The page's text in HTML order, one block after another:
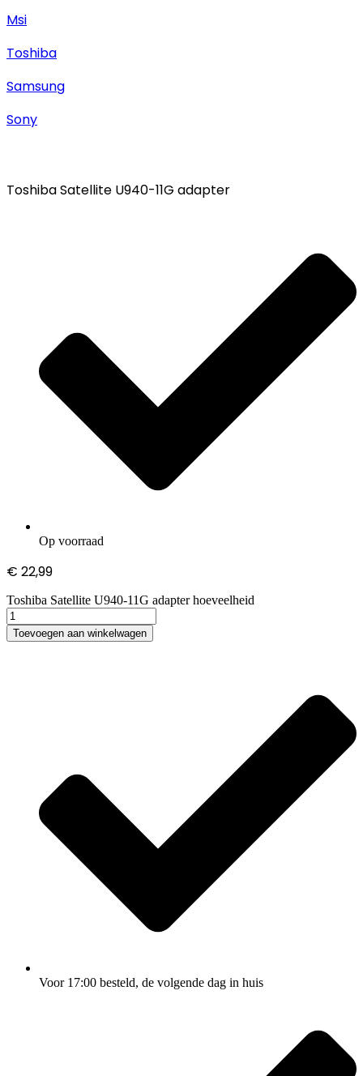
Msi
Toshiba
Samsung
Sony
Toshiba Satellite U940-11G adapter
Op voorraad
€ 22,99
Toshiba Satellite U940-11G adapter hoeveelheid
Toevoegen aan winkelwagen
Voor 17:00 besteld, de volgende dag in huis